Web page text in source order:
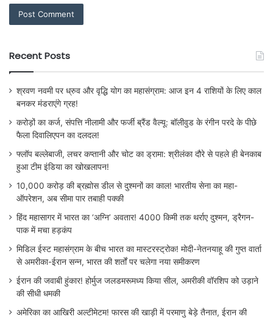
Recent Posts
श्रवण नवमी पर ध्रुव और वृद्धि योग का महासंग्राम: आज इन 4 राशियों के लिए काल
बनकर मंडराएंगे ग्रह!
करोड़ों का कर्ज, संपत्ति नीलामी और फर्जी ब्रैंड वैल्यू: बॉलीवुड के रंगीन परदे के पीछे
फैला दिवालिएपन का दलदल!
फ्लॉप बल्लेबाजी, लचर कप्तानी और चोट का ड्रामा: श्रीलंका दौरे से पहले ही बेनकाब
हुआ टीम इंडिया का खोखलापन!
10,000 करोड़ की ब्रह्मोस डील से दुश्मनों का काल! भारतीय सेना का महा-
ऑपरेशन, अब सीमा पार तबाही पक्की
हिंद महासागर में भारत का ‘अग्नि’ अवतार! 4000 किमी तक थर्राए दुश्मन, ड्रैगन-
पाक में मचा हड़कंप
मिडिल ईस्ट महासंग्राम के बीच भारत का मास्टरस्ट्रोक! मोदी-नेतनयाहू की गुप्त वार्ता
से अमरीका-ईरान सन्न, भारत की शर्तों पर चलेगा नया समीकरण
ईरान की जवाबी हुंकार! होर्मुज जलडमरूमध्य किया सील, अमरीकी वॉरशिप को उड़ाने
की सीधी धमकी
अमेरिका का आखिरी अल्टीमेटम! फारस की खाड़ी में परमाणु बेड़े तैनात, ईरान की